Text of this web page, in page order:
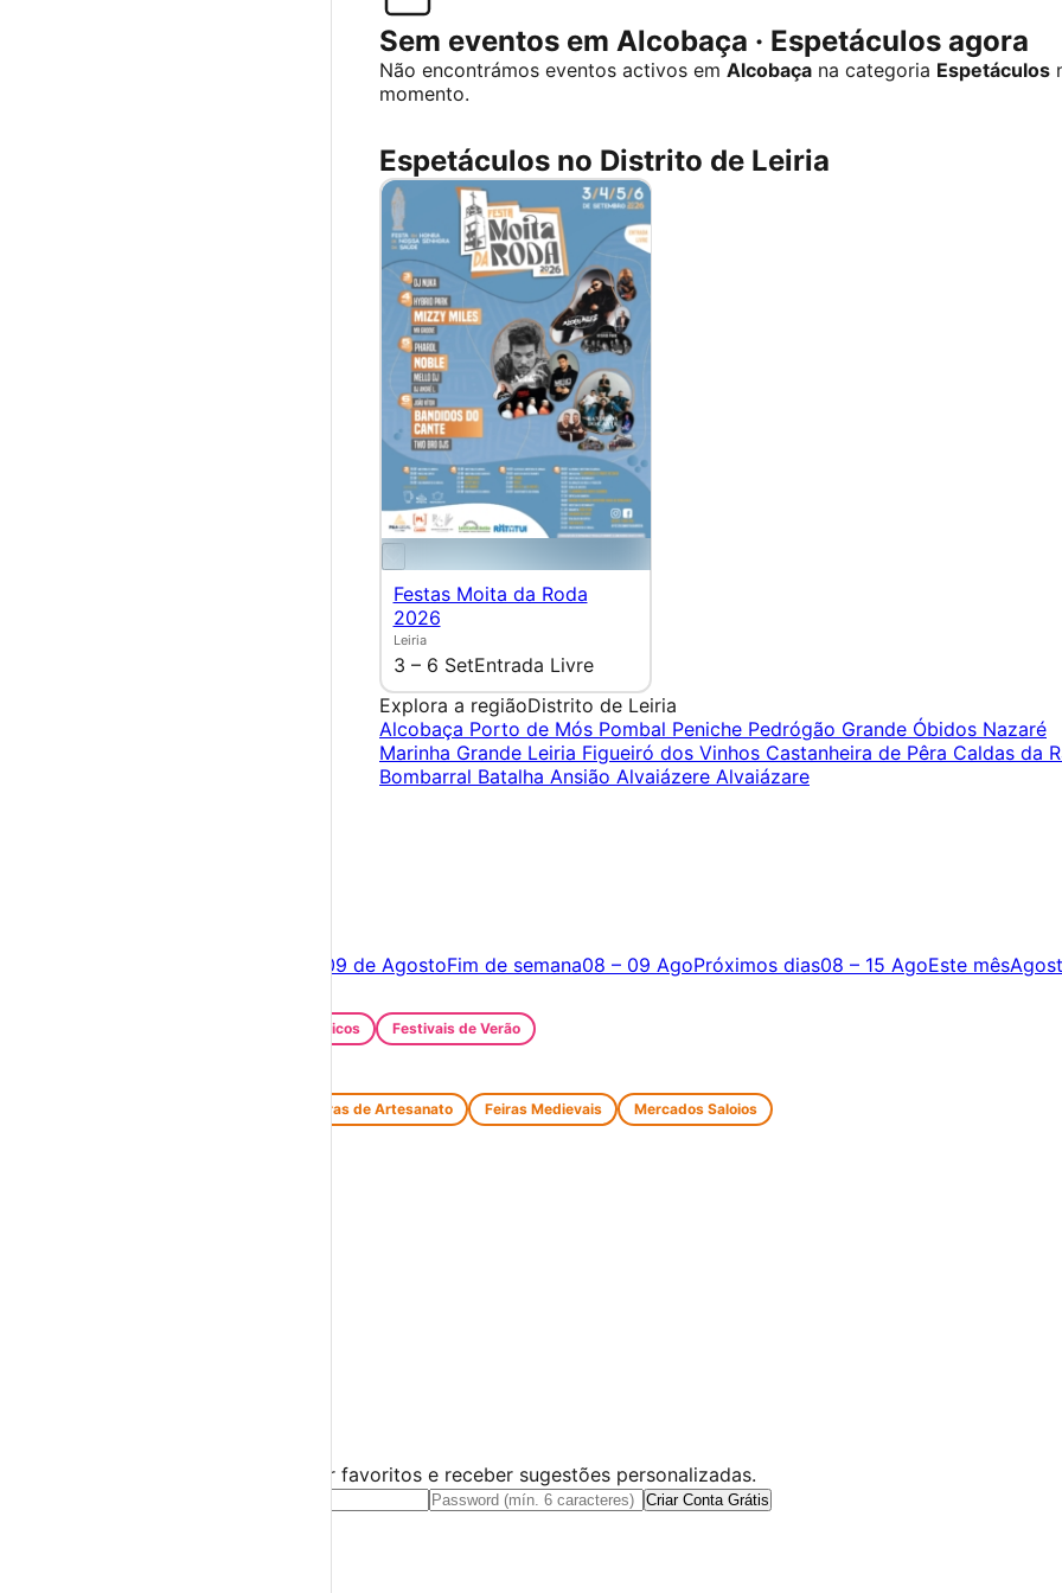
Sem eventos em Alcobaça · Espetáculos agora
Não encontrámos eventos activos em Alcobaça na categoria Espetáculos
momento.
Espetáculos no Distrito de Leiria
Festas Moita da Roda
2026
Leiria
3 – 6 SetEntrada Livre
Explora a regiãoDistrito de Leiria
Alcobaça Porto de Mós Pombal Peniche Pedrógão Grande Óbidos Nazaré
Marinha Grande Leiria Figueiró dos Vinhos Castanheira de Pêra Caldas da
Bombarral Batalha Ansião Alvaiázere Alvaiázare
09 de AgostoFim de semana08 – 09 AgoPróximos dias08 – 15 AgoEste mês
Festivais Gastronómicos Festivais de Verão
Feiras de Artesanato Feiras Medievais Mercados Saloios
Cria uma conta gratuita para guardar favoritos e receber sugestões personalizadas.
Criar Conta Grátis